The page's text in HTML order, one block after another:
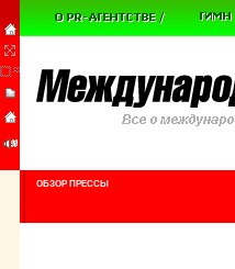
ОБЗОР ПРЕССЫ